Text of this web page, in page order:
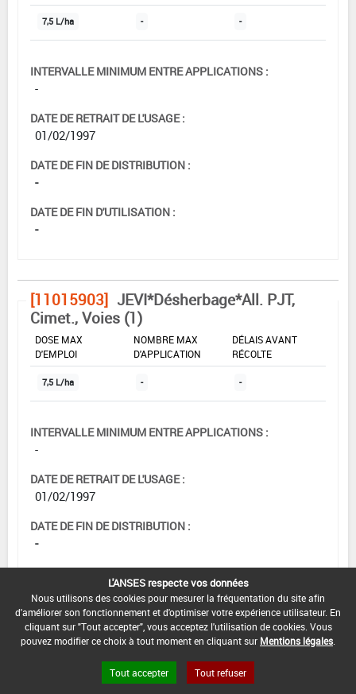
7,5 L/ha - -
INTERVALLE MINIMUM ENTRE APPLICATIONS :
-
DATE DE RETRAIT DE L'USAGE :
01/02/1997
DATE DE FIN DE DISTRIBUTION :
-
DATE DE FIN D'UTILISATION :
-
[11015903] JEVI*Désherbage*All. PJT,
Cimet., Voies (1)
DOSE MAX
D'EMPLOI
NOMBRE MAX
D'APPLICATION
DÉLAIS AVANT
RÉCOLTE
7,5 L/ha - -
INTERVALLE MINIMUM ENTRE APPLICATIONS :
-
DATE DE RETRAIT DE L'USAGE :
01/02/1997
DATE DE FIN DE DISTRIBUTION :
-
DATE DE FIN D'UTILISATION :
L'ANSES respecte vos données
Nous utilisons des cookies pour mesurer la fréquentation du site afin
d'améliorer son fonctionnement et d'optimiser votre expérience utilisateur. En
cliquant sur "Tout accepter", vous acceptez l'utilisation de cookies. Vous
pouvez modifier ce choix à tout moment en cliquant sur Mentions légales
Tout accepter Tout refuser